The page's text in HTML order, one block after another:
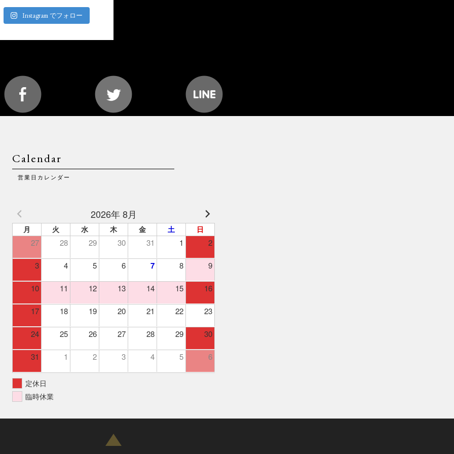
Instagram でフォロー
Calendar
営業日カレンダー
2026年 8月
月 火 水 木 金 土 日
27 28 29 30 31 1 2
3 4 5 6 7 8 9
10 11 12 13 14 15 16
17 18 19 20 21 22 23
24 25 26 27 28 29 30
31 1 2 3 4 5 6
定休日
臨時休業